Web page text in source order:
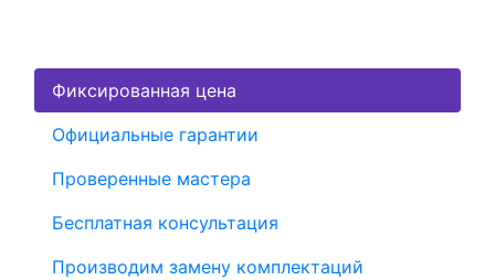
Фиксированная цена
Официальные гарантии
Проверенные мастера
Бесплатная консультация
Производим замену комплектаций